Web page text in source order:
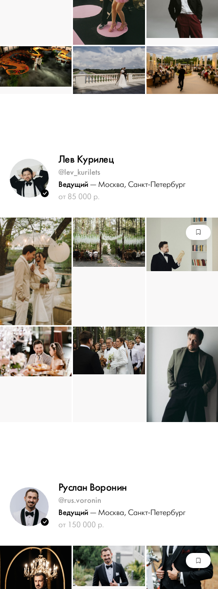
Лев Курилец
@lev_kurilets
Ведущий — Москва, Санкт-Петербург
от 85 000 р.
Руслан Воронин
@rus.voronin
Ведущий — Москва, Санкт-Петербург
от 150 000 р.